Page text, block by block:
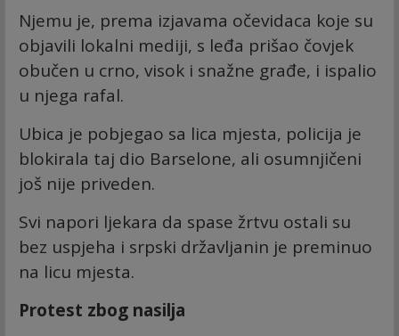
Njemu je, prema izjavama očevidaca koje su
objavili lokalni mediji, s leđa prišao čovjek
obučen u crno, visok i snažne građe, i ispalio
u njega rafal.
Ubica je pobjegao sa lica mjesta, policija je
blokirala taj dio Barselone, ali osumnjičeni
još nije priveden.
Svi napori ljekara da spase žrtvu ostali su
bez uspjeha i srpski državljanin je preminuo
na licu mjesta.
Protest zbog nasilja